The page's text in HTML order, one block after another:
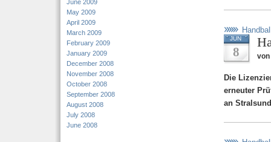
June 2009
May 2009
April 2009
March 2009
February 2009
January 2009
December 2008
November 2008
October 2008
September 2008
August 2008
July 2008
June 2008
JUN
8 von
Die
erneuter
an